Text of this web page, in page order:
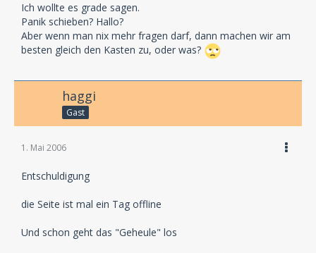
Ich wollte es grade sagen.
Panik schieben? Hallo?
Aber wenn man nix mehr fragen darf, dann machen wir am
besten gleich den Kasten zu, oder was?
haggi
Gast
1. Mai 2006
Entschuldigung
die Seite ist mal ein Tag offline
Und schon geht das "Geheule" los